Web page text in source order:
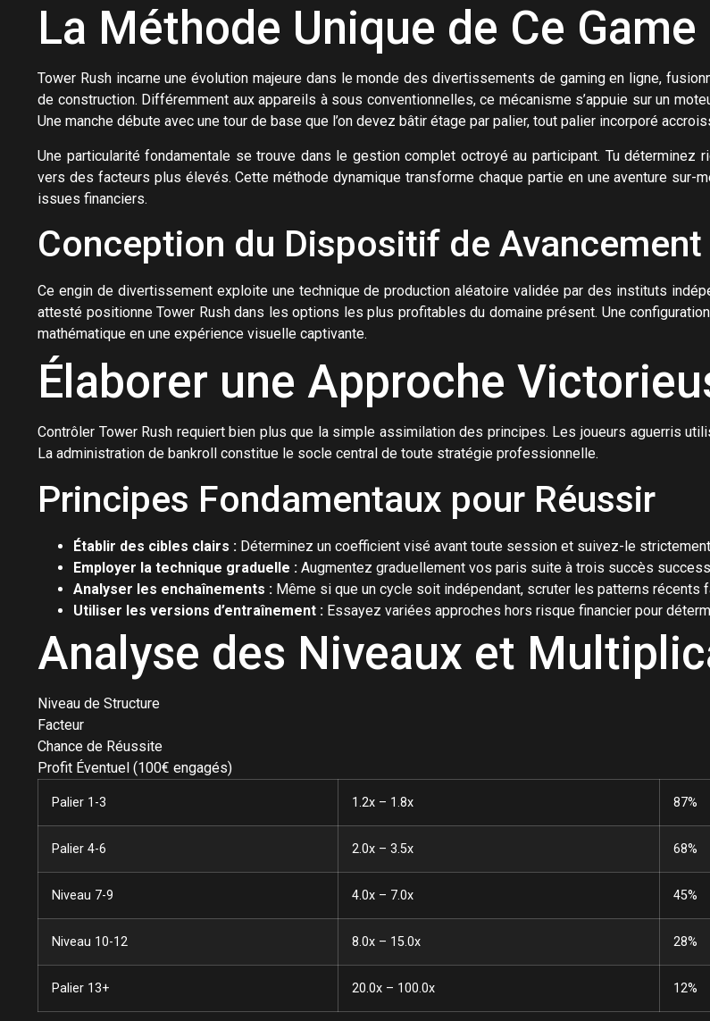
La Méthode Unique de Ce Game
Tower Rush incarne une évolution majeure dans le monde des divertissements de gaming en ligne,
de construction. Différemment aux appareils à sous conventionnelles, ce mécanisme s’appuie sur un
Une manche débute avec une tour de base que l’on devez bâtir étage par palier, tout palier incorporé
Une particularité fondamentale se trouve dans le gestion complet octroyé au participant. Tu
vers des facteurs plus élevés. Cette méthode dynamique transforme chaque partie en une aventure
issues financiers.
Conception du Dispositif de Avancement
Ce engin de divertissement exploite une technique de production aléatoire validée par des instituts
attesté positionne Tower Rush dans les options les plus profitables du domaine présent. Une
mathématique en une expérience visuelle captivante.
Élaborer une Approche
Contrôler Tower Rush requiert bien plus que la simple assimilation des principes. Les joueurs aguerris
La administration de bankroll constitue le socle central de toute stratégie professionnelle.
Principes Fondamentaux pour Réussir
Établir des cibles clairs : Déterminez un coefficient visé avant toute session et suivez-le
Employer la technique graduelle : Augmentez graduellement vos paris suite à trois succès
Analyser les enchaînements : Même si que un cycle soit indépendant, scruter les patterns
Utiliser les versions d’entraînement : Essayez variées approches hors risque financier pour
Analyse des Niveaux et
Niveau de Structure
Facteur
Chance de Réussite
Profit Éventuel (100€ engagés)
Palier 1-3 1.2x – 1.8x 87%
Palier 4-6 2.0x – 3.5x 68%
Niveau 7-9 4.0x – 7.0x 45%
Niveau 10-12 8.0x – 15.0x 28%
Palier 13+ 20.0x – 100.0x 12%